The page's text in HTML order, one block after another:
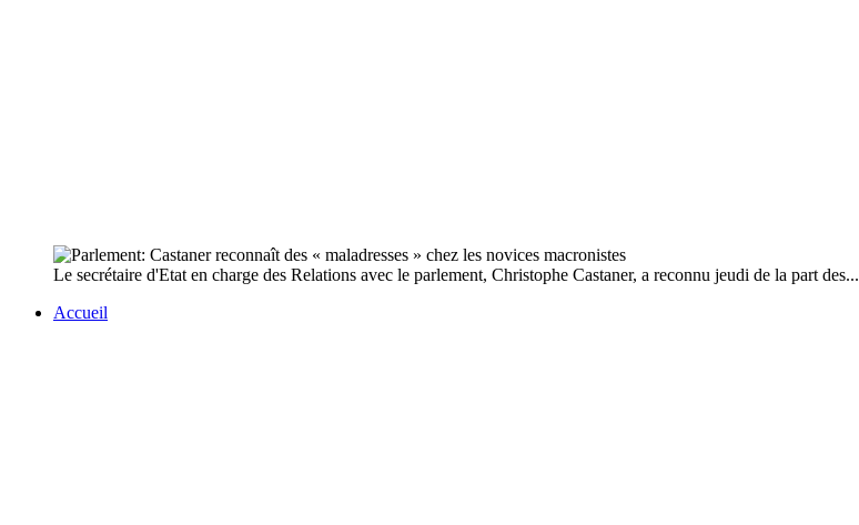
Le secrétaire d'Etat en charge des Relations avec le parlement, Christophe Castaner, a reconnu jeudi de la part des...
Accueil